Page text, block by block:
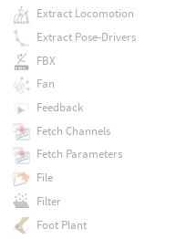
Extract Locomotion
Extract Pose-Drivers
FBX
Fan
Feedback
Fetch Channels
Fetch Parameters
File
Filter
Foot Plant